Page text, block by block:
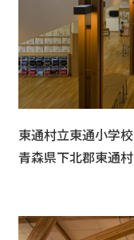
東通村立東通小学校
青森県下北郡東通村